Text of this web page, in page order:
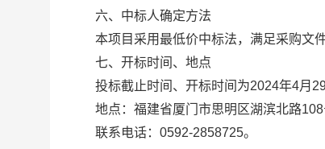
六、中标人确定方法
本项目采用最低价中标法，满足采购文件
七、开标时间、地点
投标截止时间、开标时间为2024年4月29
地点：福建省厦门市思明区湖滨北路108
联系电话：0592-2858725。